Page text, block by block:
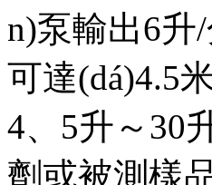
n)泵輸出6升
可達(dá)4.5米
4、5升～30
劑或被測樣